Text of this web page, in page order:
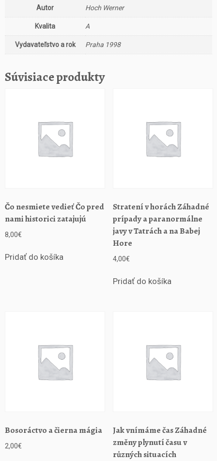
Autor Hoch Werner
Kvalita A
Vydavateľstvo a rok Praha 1998
Súvisiace produkty
Čo nesmiete vedieť Čo pred
nami historici zatajujú
8,00€
Pridať do košíka
Stratení v horách Záhadné
prípady a paranormálne
javy v Tatrách a na Babej
Hore
4,00€
Pridať do košíka
Bosoráctvo a čierna mágia
2,00€
Jak vnímáme čas Záhadné
změny plynutí času v
různých situacích